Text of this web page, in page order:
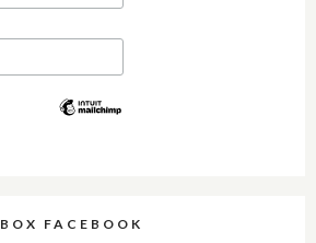
BOX FACEBOOK